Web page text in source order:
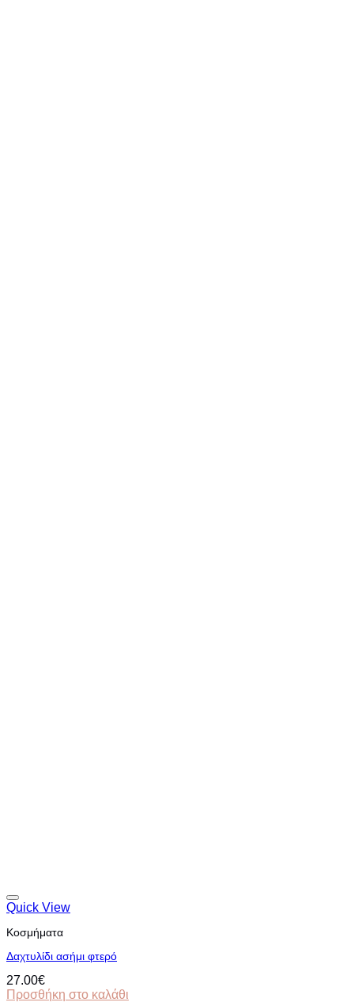
Quick View
Κοσμήματα
Δαχτυλίδι ασήμι φτερό
27.00€
Προσθήκη στο καλάθι